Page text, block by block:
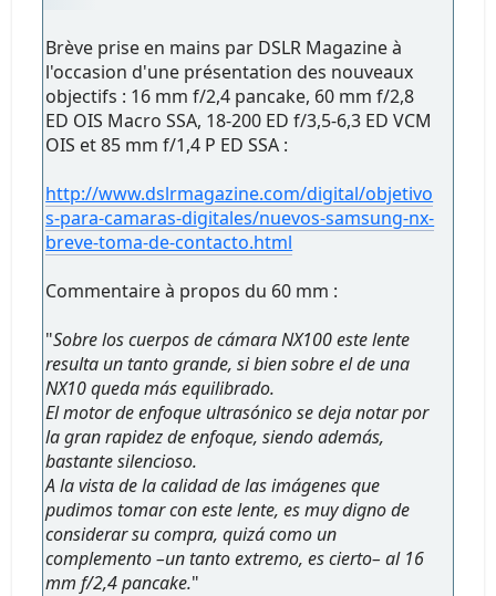
Brève prise en mains par DSLR Magazine à
l'occasion d'une présentation des nouveaux
objectifs : 16 mm f/2,4 pancake, 60 mm f/2,8
ED OIS Macro SSA, 18-200 ED f/3,5-6,3 ED VCM
OIS et 85 mm f/1,4 P ED SSA :
http://www.dslrmagazine.com/digital/objetivo
s-para-camaras-digitales/nuevos-samsung-nx-
breve-toma-de-contacto.html
Commentaire à propos du 60 mm :
"Sobre los cuerpos de cámara NX100 este lente
resulta un tanto grande, si bien sobre el de una
NX10 queda más equilibrado.
El motor de enfoque ultrasónico se deja notar por
la gran rapidez de enfoque, siendo además,
bastante silencioso.
A la vista de la calidad de las imágenes que
pudimos tomar con este lente, es muy digno de
considerar su compra, quizá como un
complemento –un tanto extremo, es cierto– al 16
mm f/2,4 pancake."